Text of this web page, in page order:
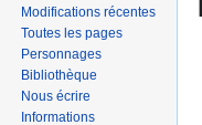
Modifications récentes
Toutes les pages
Personnages
Bibliothèque
Nous écrire
Informations